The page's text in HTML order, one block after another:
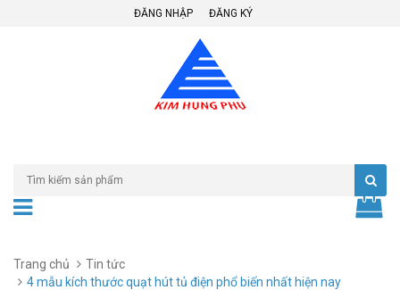
ĐĂNG NHẬP ĐĂNG KÝ
Trang chủ
Tin tức
4 mẫu kích thước quạt hút tủ điện phổ biến nhất hiện nay